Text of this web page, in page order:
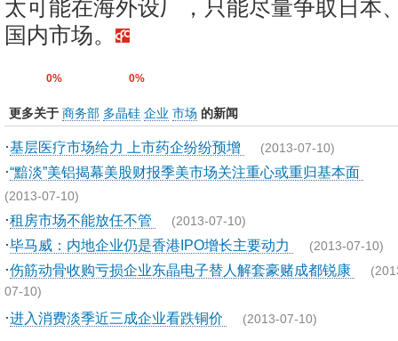
太可能在海外设厂，只能尽量争取日本
国内市场。
0% 0%
更多关于 商务部 多晶硅 企业 市场 的新闻
·基层医疗市场给力 上市药企纷纷预增 (2013-07-10)
·“黯淡”美铝揭幕美股财报季美市场关注重心或重归基本面
(2013-07-10)
·租房市场不能放任不管 (2013-07-10)
·毕马威：内地企业仍是香港IPO增长主要动力 (2013-07-10)
·伤筋动骨收购亏损企业东晶电子替人解套豪赌成都锐康
07-10)
·进入消费淡季近三成企业看跌铜价 (2013-07-10)